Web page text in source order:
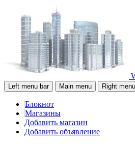
Left menu bar Main menu Right
Блокнот
Магазины
Добавить магазин
Добавить объявление